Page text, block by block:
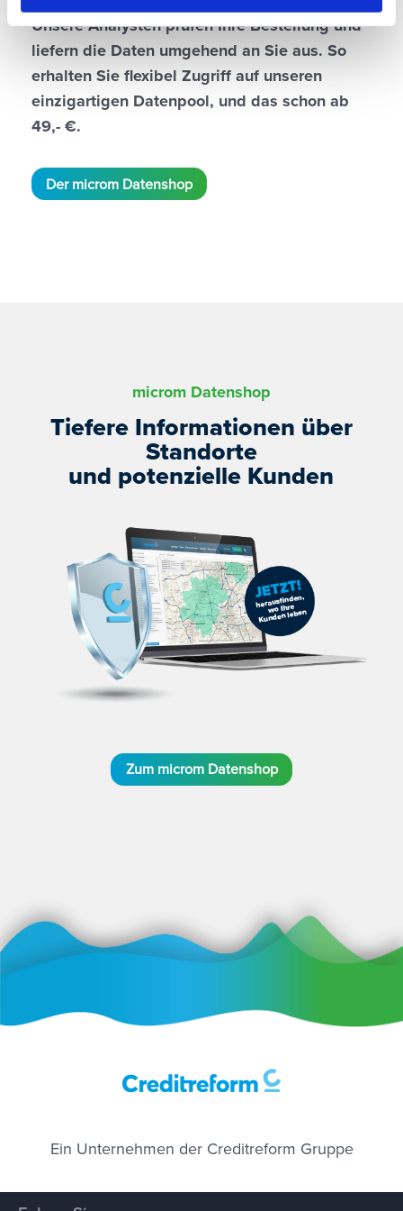
Unsere Analysten prüfen Ihre Bestellung und
liefern die Daten umgehend an Sie aus. So
erhalten Sie flexibel Zugriff auf unseren
einzigartigen Datenpool, und das schon ab
49,- €.
Der microm Datenshop
microm Datenshop
Tiefere Informationen über
Standorte
und potenzielle Kunden
Zum microm Datenshop
Ein Unternehmen der Creditreform Gruppe